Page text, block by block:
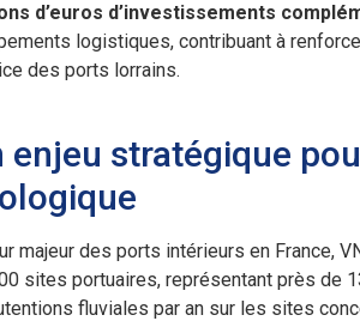
d’euros d’investissements
logistiques, contribuant à
des ports lorrains.
enjeu stratégique
majeur des ports intérieurs en France,
sites portuaires, représentant près de
fluviales par an sur les sites